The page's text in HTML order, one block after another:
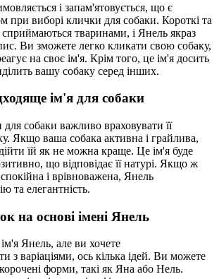
і запам'ятовується, що є
при виборі клички для собаки. Короткі та
сприймаються тваринами, і Янель якраз
Ви зможете легко кликати свою собаку,
на своє ім'я. Крім того, це ім'я досить
вашу собаку серед інших.
ім'я для собаки
собаки важливо враховувати її
Якщо ваша собака активна і грайлива,
їй як не можна краще. Це ім'я буде
що відповідає її натурі. Якщо ж
і врівноважена, Янель
та елегантність.
на основі імені Янель
Янель, але ви хочете
з варіаціями, ось кілька ідей. Ви можете
форми, такі як Яна або Нель.